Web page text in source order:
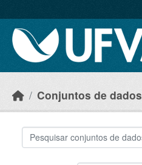
Conjuntos de dados